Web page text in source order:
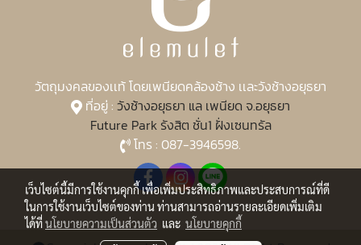
วัตถุมงคลของเเท้ โดยเพนียดคล้องช้าง เเละวังช้างอยุธยา
ที่อยู่ : วังช้างอยุธยา แล เพนียด จ.อยุธยา
Future Park รังสิต ชั่น1 ฝั่งเซนทรัล
โทร : 087-3946598.
เว็บไซต์นี้มีการใช้งานคุกกี้ เพื่อเพิ่มประสิทธิภาพและประสบการณ์ที่ดี
ในการใช้งานเว็บไซต์ของท่าน ท่านสามารถอ่านรายละเอียดเพิ่มเติม
ได้ที่นโยบายความเป็นส่วนตัว และ นโยบายคุกกี้